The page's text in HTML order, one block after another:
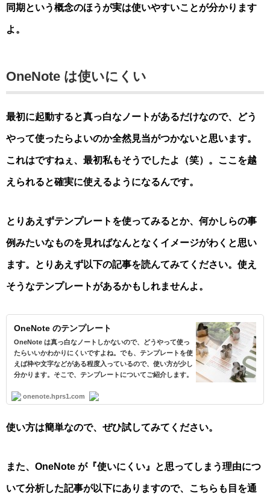
同期という概念のほうが実は使いやすいことが分かります
よ。
OneNote は使いにくい
最初に起動すると真っ白なノートがあるだけなので、どう
やって使ったらよいのか全然見当がつかないと思います。
これはですねぇ、最初私もそうでしたよ（笑）。ここを越
えられると確実に使えるようになるんです。
とりあえずテンプレートを使ってみるとか、何かしらの事
例みたいなものを見ればなんとなくイメージがわくと思い
ます。とりあえず以下の記事を読んてみてください。使え
そうなテンプレートがあるかもしれませんよ。
OneNote のテンプレート
OneNote は真っ白なノートしかないので、どうやって使っ
たらいいかわかりにくいですよね。でも、テンプレートを使
えば枠や文字などがある程度入っているので、使い方が少し
分かります。そこで、テンプレートについてご紹介します。
onenote.hprs1.com
使い方は簡単なので、ぜひ試してみてください。
また、OneNote が『使いにくい』と思ってしまう理由につ
いて分析した記事が以下にありますので、こちらも目を通